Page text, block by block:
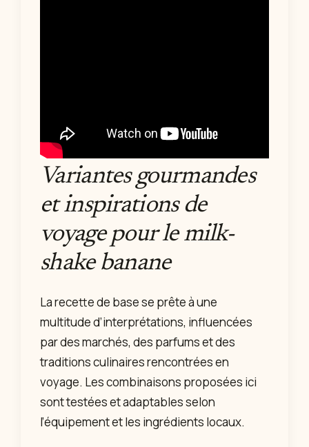
Variantes gourmandes
et inspirations de
voyage pour le milk-
shake banane
La recette de base se prête à une
multitude d’interprétations, influencées
par des marchés, des parfums et des
traditions culinaires rencontrées en
voyage. Les combinaisons proposées ici
sont testées et adaptables selon
l’équipement et les ingrédients locaux.